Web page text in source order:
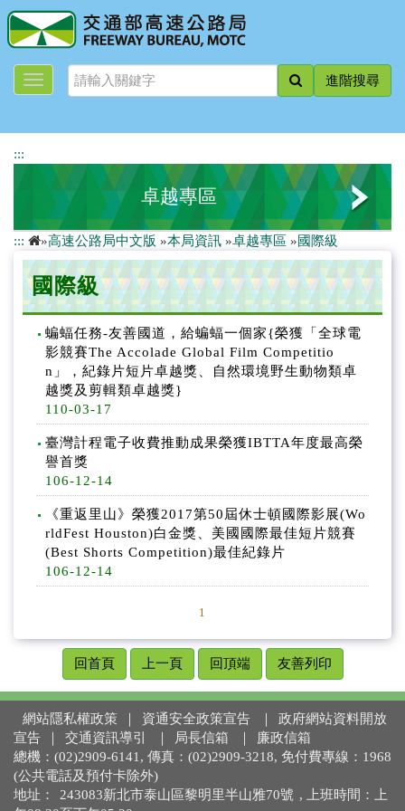
跳
到
主
進階搜尋
:::
卓越專區
國際級
院級
部級
本局
::: »高速公路局中文版 »本局資訊 »卓越專區 »國際級
國際級
蝙蝠任務-友善國道，給蝙蝠一個家{榮獲「全球電
影競賽The Accolade Global Film Competitio
n」，紀錄片短片卓越獎、自然環境野生動物類卓
越獎及剪輯類卓越獎}
110-03-17
臺灣計程電子收費推動成果榮獲IBTTA年度最高榮
譽首獎
106-12-14
《重返里山》榮獲2017第50屆休士頓國際影展(Wo
rldFest Houston)白金獎、美國國際最佳短片競賽
(Best Shorts Competition)最佳紀錄片
106-12-14
1
回首頁 上一頁 回頂端 友善列印
網站隱私權政策 資通安全政策宣告
政府網站資料開放
宣告
交通資訊導引 局長信箱
廉政信箱
總機：(02)2909-6141, 傳真：(02)2909-3218, 免付費專線：1968
(公共電話及預付卡除外)
地址：
243083新北市泰山區黎明里半山雅70號 , 上班時間：上